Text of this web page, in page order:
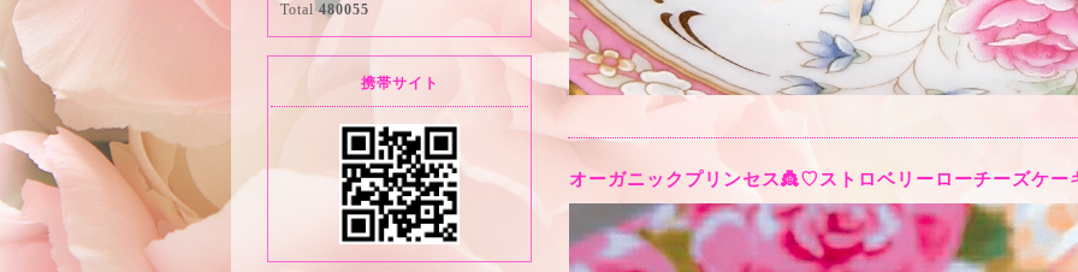
オーガニックプリンセス👸♡ストロベリーローチーズケ
Total480055
携帯サイト